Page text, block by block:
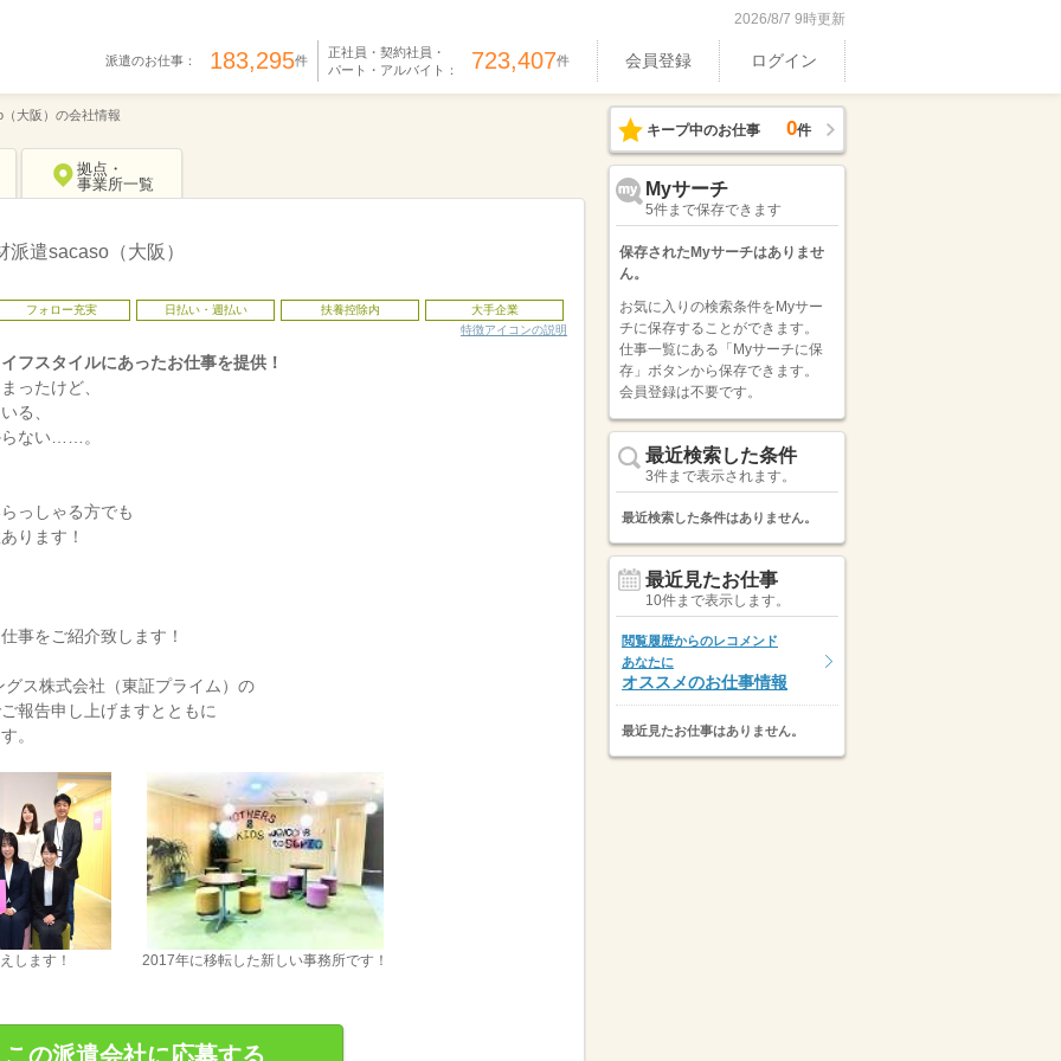
2026/8/7 9時更新
派遣のお仕事： 183,295件
正社員・契約社員・
パート・アルバイト： 723,407件 会員登録 ログイン
大阪）の会社情報
拠点・
事業所一覧
遣sacaso（大阪）
フォロー充実 日払い・週払い 扶養控除内
大手企業
特徴アイコンの説明
フスタイルにあったお仕事を提供！
ったけど、
る、
らない……。
っしゃる方でも
ります！
事をご紹介致します！
ス株式会社（東証プライム）の
報告申し上げますとともに
。
します！ 2017年に移転した新しい事務所です！
この派遣会社に応募する
キープ中のお仕事 0件
Myサーチ
5件まで保存できます
保存されたMyサーチはありませ
ん。
お気に入りの検索条件をMyサー
チに保存することができます。
仕事一覧にある「Myサーチに保
存」ボタンから保存できます。
会員登録は不要です。
最近検索した条件
3件まで表示されます。
最近検索した条件はありません。
最近見たお仕事
10件まで表示します。
閲覧履歴からのレコメンド
あなたに
オススメのお仕事情報
最近見たお仕事はありません。